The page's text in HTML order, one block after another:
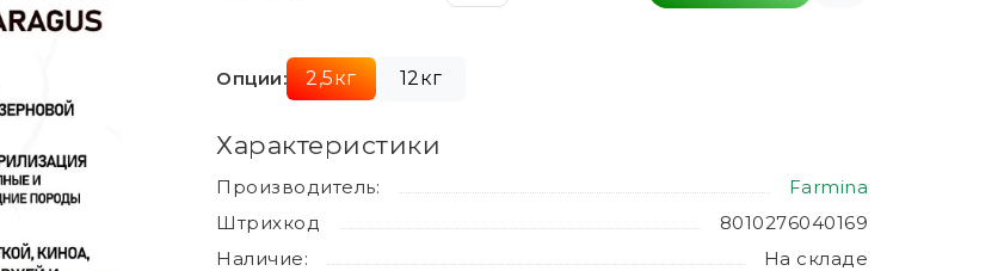
Опции: 2,5кг 12кг
Характеристики
Производитель:
Farmina
Штрихкод
8010276040169
Наличие:
На складе